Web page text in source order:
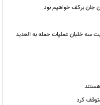
جان برکف خواهیم بود
سه خلبان عملیات حمله به العدید
کرد